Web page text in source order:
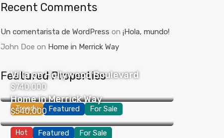
Recent Comments
Un comentarista de WordPress on ¡Hola, mundo!
John Doe on Home in Merrick Way
Featured Properties
Trendy Featured For Sale
Villa on Hollywood Boulevard
$740,000
Hot Featured For Sale
Home in Merrick Way
$540,000